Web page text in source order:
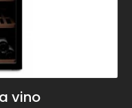
vino